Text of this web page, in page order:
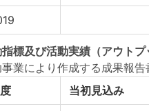
標及び活動実績 （アウトプ
業により作成する成果報
当初見込み